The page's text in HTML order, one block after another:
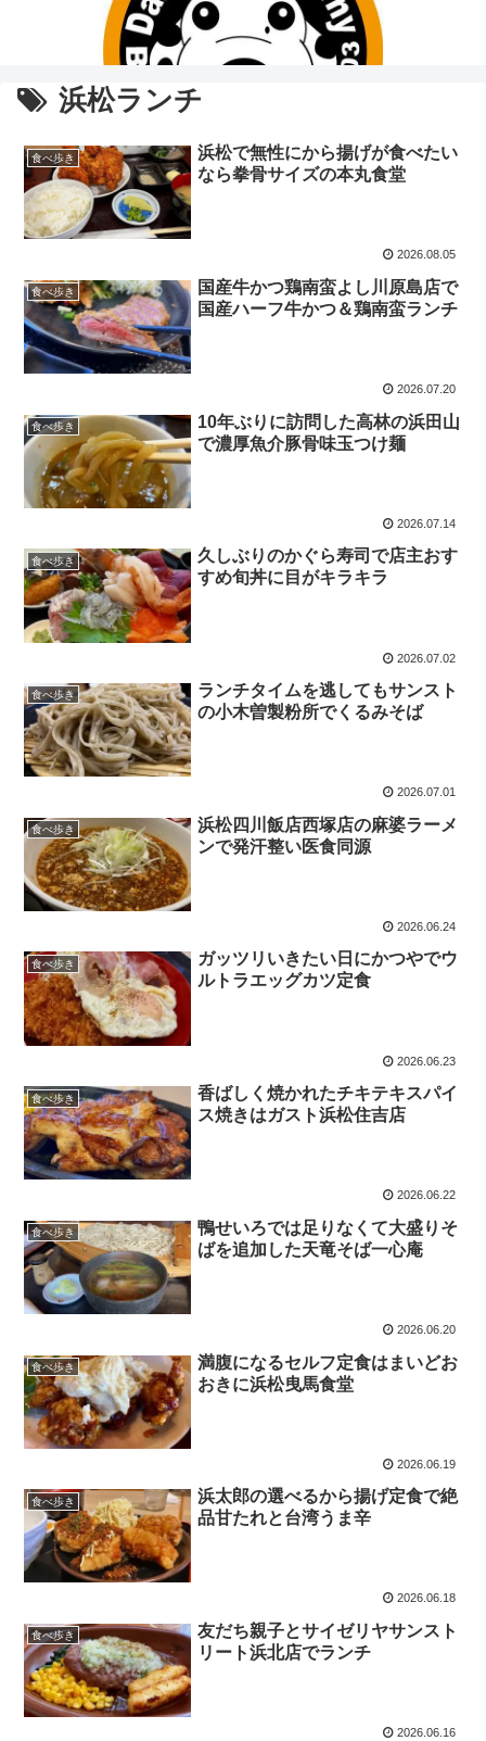
浜松ランチ
食べ歩き
浜松で無性にから揚げが食べたい
なら拳骨サイズの本丸食堂
2026.08.05
食べ歩き
国産牛かつ鶏南蛮よし川原島店で
国産ハーフ牛かつ＆鶏南蛮ランチ
2026.07.20
食べ歩き
10年ぶりに訪問した高林の浜田山
で濃厚魚介豚骨味玉つけ麺
2026.07.14
食べ歩き
久しぶりのかぐら寿司で店主おす
すめ旬丼に目がキラキラ
2026.07.02
食べ歩き
ランチタイムを逃してもサンスト
の小木曽製粉所でくるみそば
2026.07.01
食べ歩き
浜松四川飯店西塚店の麻婆ラーメ
ンで発汗整い医食同源
2026.06.24
食べ歩き
ガッツリいきたい日にかつやでウ
ルトラエッグカツ定食
2026.06.23
食べ歩き
香ばしく焼かれたチキテキスパイ
ス焼きはガスト浜松住吉店
2026.06.22
食べ歩き
鴨せいろでは足りなくて大盛りそ
ばを追加した天竜そば一心庵
2026.06.20
食べ歩き
満腹になるセルフ定食はまいどお
おきに浜松曳馬食堂
2026.06.19
食べ歩き
浜太郎の選べるから揚げ定食で絶
品甘たれと台湾うま辛
2026.06.18
食べ歩き
友だち親子とサイゼリヤサンスト
リート浜北店でランチ
2026.06.16